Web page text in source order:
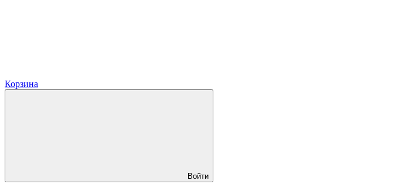
Корзина
Войти